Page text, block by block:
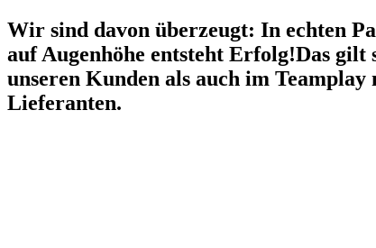
Wir sind davon überzeugt: In echten
auf Augenhöhe entsteht Erfolg!Das gilt
unseren Kunden als auch im
Lieferanten.